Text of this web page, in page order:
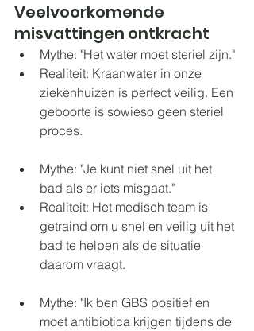
Veelvoorkomende
misvattingen ontkracht
Mythe: "Het water moet steriel zijn."
Realiteit: Kraanwater in onze
ziekenhuizen is perfect veilig. Een
geboorte is sowieso geen steriel
proces.
Mythe: "Je kunt niet snel uit het
bad als er iets misgaat."
Realiteit: Het medisch team is
getraind om u snel en veilig uit het
bad te helpen als de situatie
daarom vraagt.
Mythe: "Ik ben GBS positief en
moet antibiotica krijgen tijdens de